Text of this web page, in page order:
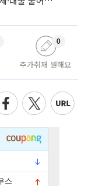
추가취재 원해요
0